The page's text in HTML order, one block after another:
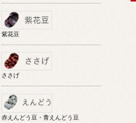
紫花豆
ささげ
赤えんどう豆・青えんどう豆